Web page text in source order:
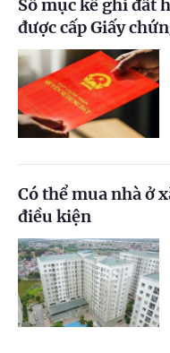
Sổ mục kê ghi đất
được cấp Giấy
Có thể mua nhà ở
điều kiện